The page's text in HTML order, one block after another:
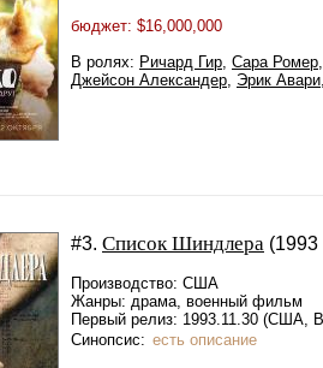
бюджет: $16,000,000
В ролях: Ричард Гир, Сара Ромер
Джейсон Александер, Эрик Авари
#3. Список Шиндлера (1993
Производство: США
Жанры: драма, военный фильм
Первый релиз: 1993.11.30 (США,
Синопсис: есть описание